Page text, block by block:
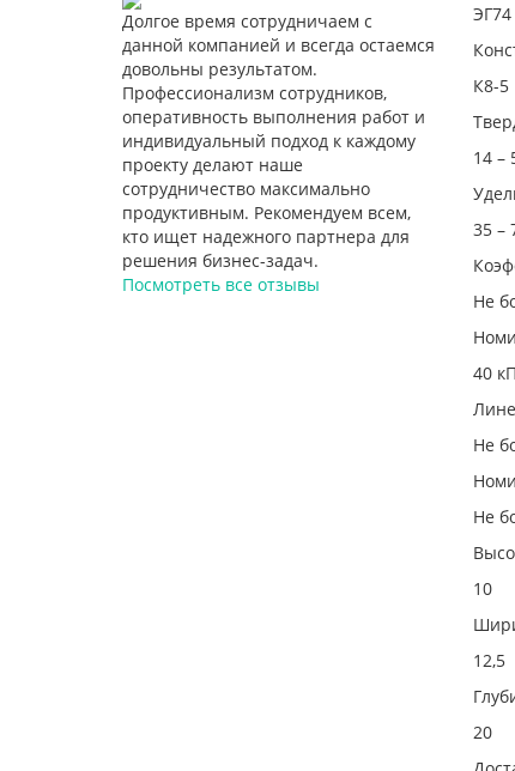
Долгое время сотрудничаем с
данной компанией и всегда остаемся
довольны результатом.
Профессионализм сотрудников,
оперативность выполнения работ и
индивидуальный подход к каждому
проекту делают наше
сотрудничество максимально
продуктивным. Рекомендуем всем,
кто ищет надежного партнера для
решения бизнес-задач.
Посмотреть все отзывы
ЭГ74
К8-5
14 –
35 –
Не
40
Не
Не
10
12,5
20